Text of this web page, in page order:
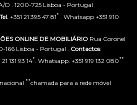
D . 1200-725 Lisboa - Portugal
Tel. +351 21 395 47 81* . Whatsapp +351 910
ONLINE DE MOBILIÁRIO Rua Coronel
166 Lisboa - Portugal . Contactos:
21 131 93 14* . Whatsapp. +351 919 132 080**
**chamada para a rede móvel